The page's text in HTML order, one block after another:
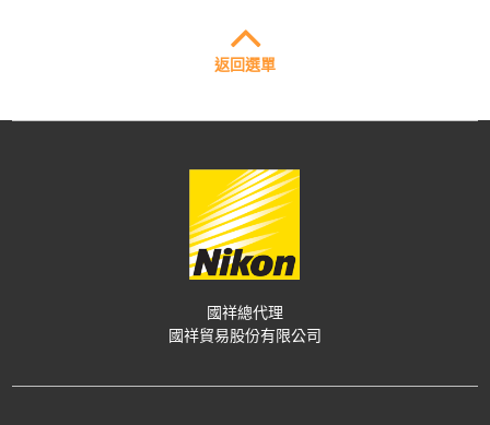
返回選單
國祥總代理
國祥貿易股份有限公司